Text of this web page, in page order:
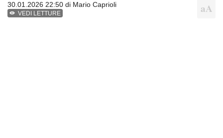
30.01.2026 22:50 di Mario Caprioli
VEDI LETTURE